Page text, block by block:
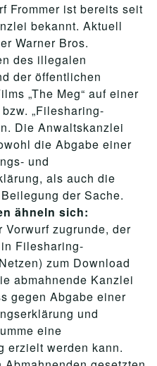
Frommer ist bereits seit
bekannt. Aktuell
Warner Bros.
des illegalen
der öffentlichen
„The Meg“ auf einer
„Filesharing-
Die Anwaltskanzlei
die Abgabe einer
und
als auch die
der Sache.
ähneln sich:
zugrunde, der
Filesharing-
zum Download
abmahnende Kanzlei
gegen Abgabe einer
und
eine
erzielt werden kann.